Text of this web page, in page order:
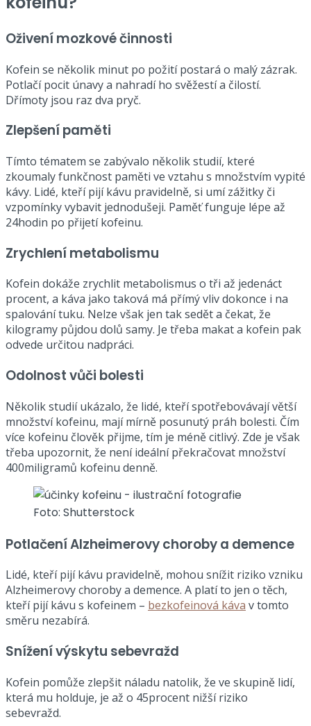
Oživení mozkové činnosti
Kofein se několik minut po požití postará o malý zázrak.
Potlačí pocit únavy a nahradí ho svěžestí a čilostí.
Dřímoty jsou raz dva pryč.
Zlepšení paměti
Tímto tématem se zabývalo několik studií, které
zkoumaly funkčnost paměti ve vztahu s množstvím vypité
kávy. Lidé, kteří pijí kávu pravidelně, si umí zážitky či
vzpomínky vybavit jednodušeji. Paměť funguje lépe až
24hodin po přijetí kofeinu.
Zrychlení metabolismu
Kofein dokáže zrychlit metabolismus o tři až jedenáct
procent, a káva jako taková má přímý vliv dokonce i na
spalování tuku. Nelze však jen tak sedět a čekat, že
kilogramy půjdou dolů samy. Je třeba makat a kofein pak
odvede určitou nadpráci.
Odolnost vůči bolesti
Několik studií ukázalo, že lidé, kteří spotřebovávají větší
množství kofeinu, mají mírně posunutý práh bolesti. Čím
více kofeinu člověk přijme, tím je méně citlivý. Zde je však
třeba upozornit, že není ideální překračovat množství
400miligramů kofeinu denně.
Foto: Shutterstock
Potlačení Alzheimerovy choroby a demence
Lidé, kteří pijí kávu pravidelně, mohou snížit riziko vzniku
Alzheimerovy choroby a demence. A platí to jen o těch,
kteří pijí kávu s kofeinem – bezkofeinová káva v tomto
směru nezabírá.
Snížení výskytu sebevražd
Kofein pomůže zlepšit náladu natolik, že ve skupině lidí,
která mu holduje, je až o 45procent nižší riziko
sebevražd.